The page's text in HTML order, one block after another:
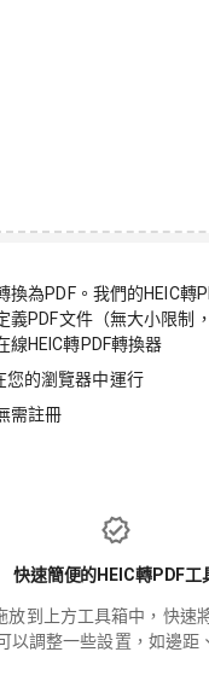
換為PDF。我們的HEIC轉
義PDF文件（無大小限制
線HEIC轉PDF轉換器
的瀏覽器中運行
需註冊
快速簡便的HEIC轉PDF工
放到上方工具箱中，快速
以調整一些設置，如邊距